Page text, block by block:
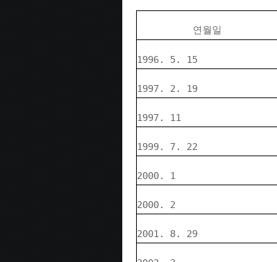
연월일
1996. 5. 15
1997. 2. 19
1997. 11
1999. 7. 22
2000. 1
2000. 2
2001. 8. 29